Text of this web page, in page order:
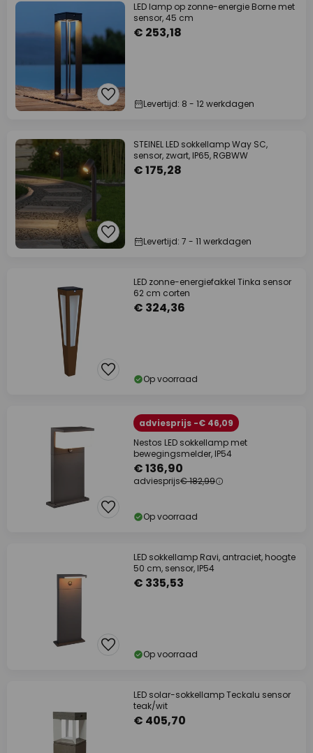
LED lamp op zonne-energie Borne met
sensor, 45 cm
€ 253,18
Levertijd: 8 - 12 werkdagen
STEINEL LED sokkellamp Way SC,
sensor, zwart, IP65, RGBWW
€ 175,28
Levertijd: 7 - 11 werkdagen
LED zonne-energiefakkel Tinka sensor
62 cm corten
€ 324,36
Op voorraad
adviesprijs -€ 46,09
Nestos LED sokkellamp met
bewegingsmelder, IP54
€ 136,90
adviesprijs€ 182,99
Op voorraad
LED sokkellamp Ravi, antraciet, hoogte
50 cm, sensor, IP54
€ 335,53
Op voorraad
LED solar-sokkellamp Teckalu sensor
teak/wit
€ 405,70